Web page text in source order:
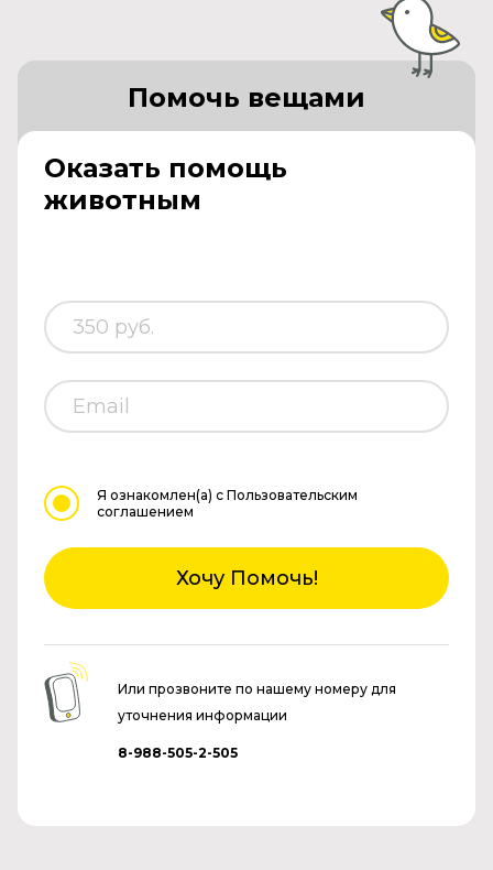
Оказать помощь
животным
Помочь вещами
Я ознакомлен(а) с Пользовательским
соглашением
Хочу Помочь!
Или прозвоните по нашему номеру для
уточнения информации
8-988-505-2-505